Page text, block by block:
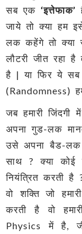
सब एक ‘इत्तेफाक’
जाये तो क्या हम
लक कहेंगे तो क्या
लौटरी जीत रहा
है | या फिर ये सब
(Randomness)
जब हमारी जिंदगी
अपना गुड-लक
उसे अपना बैड-लक
साथ ? क्या कोई
नियंत्रित करती है
वो शक्ति जो
करती है वो
Physics में है,